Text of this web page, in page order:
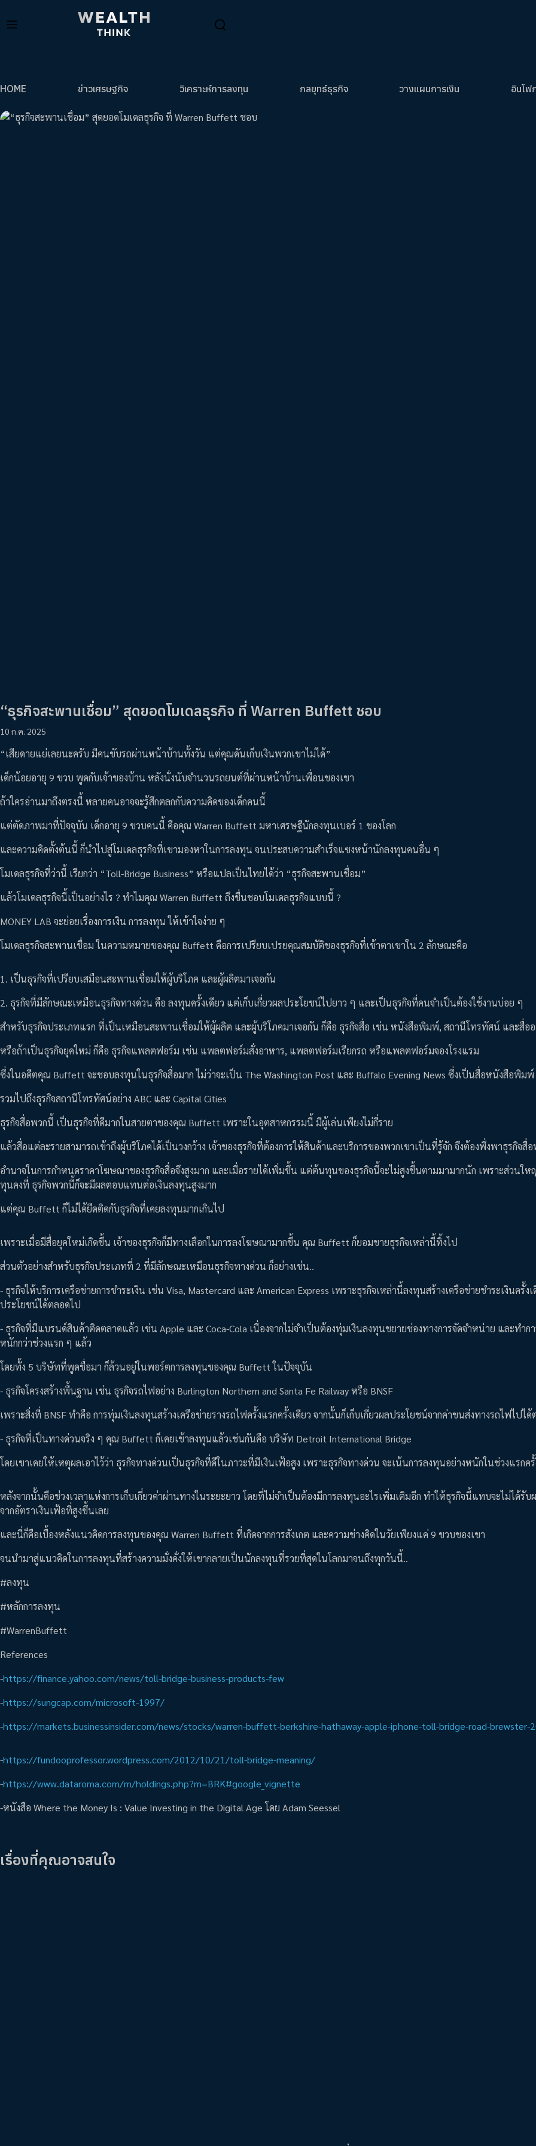
HOME ข่าวเศรษฐกิจ วิเคราะห์การลงทุน กลยุทธ์ธุรกิจ วางแผนการเงิน อินโฟ
“ธุรกิจสะพานเชื่อม” สุดยอดโมเดลธุรกิจ ที่ Warren Buffett ชอบ
10 ก.ค. 2025
“เสียดายแย่เลยนะครับ มีคนขับรถผ่านหน้าบ้านทั้งวัน แต่คุณดันเก็บเงินพวกเขาไม่ได้”
เด็กน้อยอายุ 9 ขวบ พูดกับเจ้าของบ้าน หลังนั่งนับจำนวนรถยนต์ที่ผ่านหน้าบ้านเพื่อนของเขา
ถ้าใครอ่านมาถึงตรงนี้ หลายคนอาจจะรู้สึกตลกกับความคิดของเด็กคนนี้
แต่ตัดภาพมาที่ปัจจุบัน เด็กอายุ 9 ขวบคนนี้ คือคุณ Warren Buffett มหาเศรษฐีนักลงทุนเบอร์ 1 ของโลก
และความคิดตั้งต้นนี้ ก็นำไปสู่โมเดลธุรกิจที่เขามองหาในการลงทุน จนประสบความสำเร็จแซงหน้านักลงทุนคนอื่น ๆ
โมเดลธุรกิจที่ว่านี้ เรียกว่า “Toll-Bridge Business” หรือแปลเป็นไทยได้ว่า “ธุรกิจสะพานเชื่อม”
แล้วโมเดลธุรกิจนี้เป็นอย่างไร ? ทำไมคุณ Warren Buffett ถึงชื่นชอบโมเดลธุรกิจแบบนี้ ?
MONEY LAB จะย่อยเรื่องการเงิน การลงทุน ให้เข้าใจง่าย ๆ
โมเดลธุรกิจสะพานเชื่อม ในความหมายของคุณ Buffett คือการเปรียบเปรยคุณสมบัติของธุรกิจที่เข้าตาเขาใน 2 ลักษณะคือ
1. เป็นธุรกิจที่เปรียบเสมือนสะพานเชื่อมให้ผู้บริโภค และผู้ผลิตมาเจอกัน
2. ธุรกิจที่มีลักษณะเหมือนธุรกิจทางด่วน คือ ลงทุนครั้งเดียว แต่เก็บเกี่ยวผลประโยชน์ไปยาว ๆ และเป็นธุรกิจที่คนจำเป็นต้องใช้งานบ่อย ๆ
สำหรับธุรกิจประเภทแรก ที่เป็นเหมือนสะพานเชื่อมให้ผู้ผลิต และผู้บริโภคมาเจอกัน ก็คือ ธุรกิจสื่อ เช่น หนังสือพิมพ์, สถานีโทรทัศน์ และสื่อ
หรือถ้าเป็นธุรกิจยุคใหม่ ก็คือ ธุรกิจแพลตฟอร์ม เช่น แพลตฟอร์มสั่งอาหาร, แพลตฟอร์มเรียกรถ หรือแพลตฟอร์มจองโรงแรม
ซึ่งในอดีตคุณ Buffett จะชอบลงทุนในธุรกิจสื่อมาก ไม่ว่าจะเป็น The Washington Post และ Buffalo Evening News ซึ่งเป็นสื่อหนังสือพิมพ์
รวมไปถึงธุรกิจสถานีโทรทัศน์อย่าง ABC และ Capital Cities
ธุรกิจสื่อพวกนี้ เป็นธุรกิจที่ดีมากในสายตาของคุณ Buffett เพราะในอุตสาหกรรมนี้ มีผู้เล่นเพียงไม่กี่ราย
แล้วสื่อแต่ละรายสามารถเข้าถึงผู้บริโภคได้เป็นวงกว้าง เจ้าของธุรกิจที่ต้องการให้สินค้าและบริการของพวกเขาเป็นที่รู้จัก จึงต้องพึ่งพาธุรกิจสื่
อำนาจในการกำหนดราคาโฆษณาของธุรกิจสื่อจึงสูงมาก และเมื่อรายได้เพิ่มขึ้น แต่ต้นทุนของธุรกิจนี้จะไม่สูงขึ้นตามมามากนัก เพราะส่วนใ
ทุนคงที่ ธุรกิจพวกนี้ก็จะมีผลตอบแทนต่อเงินลงทุนสูงมาก
แต่คุณ Buffett ก็ไม่ได้ยึดติดกับธุรกิจที่เคยลงทุนมากเกินไป
เพราะเมื่อมีสื่อยุคใหม่เกิดขึ้น เจ้าของธุรกิจก็มีทางเลือกในการลงโฆษณามากขึ้น คุณ Buffett ก็ยอมขายธุรกิจเหล่านี้ทิ้งไป
ส่วนตัวอย่างสำหรับธุรกิจประเภทที่ 2 ที่มีลักษณะเหมือนธุรกิจทางด่วน ก็อย่างเช่น..
- ธุรกิจให้บริการเครือข่ายการชำระเงิน เช่น Visa, Mastercard และ American Express เพราะธุรกิจเหล่านี้ลงทุนสร้างเครือข่ายชำระเงินครั้ง
ประโยชน์ได้ตลอดไป
- ธุรกิจที่มีแบรนด์สินค้าติดตลาดแล้ว เช่น Apple และ Coca-Cola เนื่องจากไม่จำเป็นต้องทุ่มเงินลงทุนขยายช่องทางการจัดจำหน่าย และทำก
หนักกว่าช่วงแรก ๆ แล้ว
โดยทั้ง 5 บริษัทที่พูดชื่อมา ก็ล้วนอยู่ในพอร์ตการลงทุนของคุณ Buffett ในปัจจุบัน
- ธุรกิจโครงสร้างพื้นฐาน เช่น ธุรกิจรถไฟอย่าง Burlington Northern and Santa Fe Railway หรือ BNSF
เพราะสิ่งที่ BNSF ทำคือ การทุ่มเงินลงทุนสร้างเครือข่ายรางรถไฟครั้งแรกครั้งเดียว จากนั้นก็เก็บเกี่ยวผลประโยชน์จากค่าขนส่งทางรถไฟไปได้
- ธุรกิจที่เป็นทางด่วนจริง ๆ คุณ Buffett ก็เคยเข้าลงทุนแล้วเช่นกันคือ บริษัท Detroit International Bridge
โดยเขาเคยให้เหตุผลเอาไว้ว่า ธุรกิจทางด่วนเป็นธุรกิจที่ดีในภาวะที่มีเงินเฟ้อสูง เพราะธุรกิจทางด่วน จะเน้นการลงทุนอย่างหนักในช่วงแรกครั้
หลังจากนั้นคือช่วงเวลาแห่งการเก็บเกี่ยวค่าผ่านทางในระยะยาว โดยที่ไม่จำเป็นต้องมีการลงทุนอะไรเพิ่มเติมอีก ทำให้ธุรกิจนี้แทบจะไม่ได้รับ
จากอัตราเงินเฟ้อที่สูงขึ้นเลย
และนี่ก็คือเบื้องหลังแนวคิดการลงทุนของคุณ Warren Buffett ที่เกิดจากการสังเกต และความช่างคิดในวัยเพียงแค่ 9 ขวบของเขา
จนนำมาสู่แนวคิดในการลงทุนที่สร้างความมั่งคั่งให้เขากลายเป็นนักลงทุนที่รวยที่สุดในโลกมาจนถึงทุกวันนี้..
#ลงทุน
#หลักการลงทุน
#WarrenBuffett
References
-https://finance.yahoo.com/news/toll-bridge-business-products-few
-https://sungcap.com/microsoft-1997/
-https://markets.businessinsider.com/news/stocks/warren-buffett-berkshire-hathaway-apple-iphone-toll-bridge-road-brewster-
-https://fundooprofessor.wordpress.com/2012/10/21/toll-bridge-meaning/
-https://www.dataroma.com/m/holdings.php?m=BRK#google_vignette
-หนังสือ Where the Money Is : Value Investing in the Digital Age โดย Adam Seessel
เรื่องที่คุณอาจสนใจ